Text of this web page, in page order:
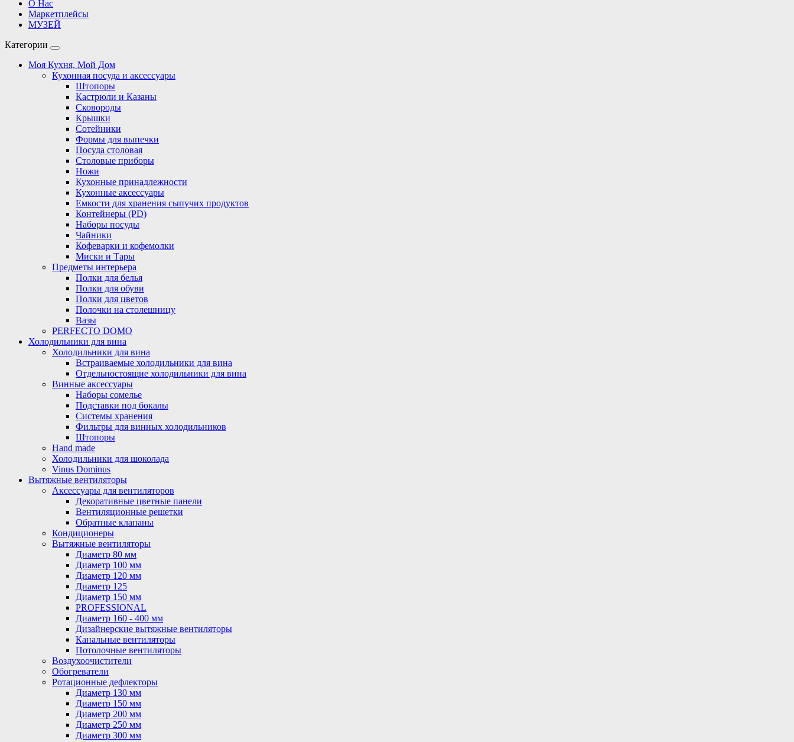
О Нас
Маркетплейсы
МУЗЕЙ
Категории
Моя Кухня, Мой Дом
Кухонная посуда и аксессуары
Штопоры
Кастрюли и Казаны
Сковороды
Крышки
Сотейники
Формы для выпечки
Посуда столовая
Столовые приборы
Ножи
Кухонные принадлежности
Кухонные аксессуары
Емкости для хранения сыпучих продуктов
Контейнеры (PD)
Наборы посуды
Чайники
Кофеварки и кофемолки
Миски и Тары
Предметы интерьера
Полки для белья
Полки для обуви
Полки для цветов
Полочки на столешницу
Вазы
PERFECTO DOMO
Холодильники для вина
Холодильники для вина
Встраиваемые холодильники для вина
Отдельностоящие холодильники для вина
Винные аксессуары
Наборы сомелье
Подставки под бокалы
Системы хранения
Фильтры для винных холодильников
Штопоры
Hand made
Холодильники для шоколада
Vinus Dominus
Вытяжные вентиляторы
Аксессуары для вентиляторов
Декоративные цветные панели
Вентиляционные решетки
Обратные клапаны
Кондиционеры
Вытяжные вентиляторы
Диаметр 80 мм
Диаметр 100 мм
Диаметр 120 мм
Диаметр 125
Диаметр 150 мм
PROFESSIONAL
Диаметр 160 - 400 мм
Дизайнерские вытяжные вентиляторы
Канальные вентиляторы
Потолочные вентиляторы
Воздухоочистители
Обогреватели
Ротационные дефлекторы
Диаметр 130 мм
Диаметр 150 мм
Диаметр 200 мм
Диаметр 250 мм
Диаметр 300 мм